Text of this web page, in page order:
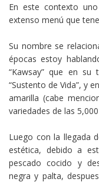
En este contexto
extenso menú que
Su nombre se
épocas estoy
“Kawsay” que en su
“Sustento de Vida”, y
amarilla (cabe
variedades de las
Luego con la llegada
estética, debido a
pescado cocido y
negra y palta,